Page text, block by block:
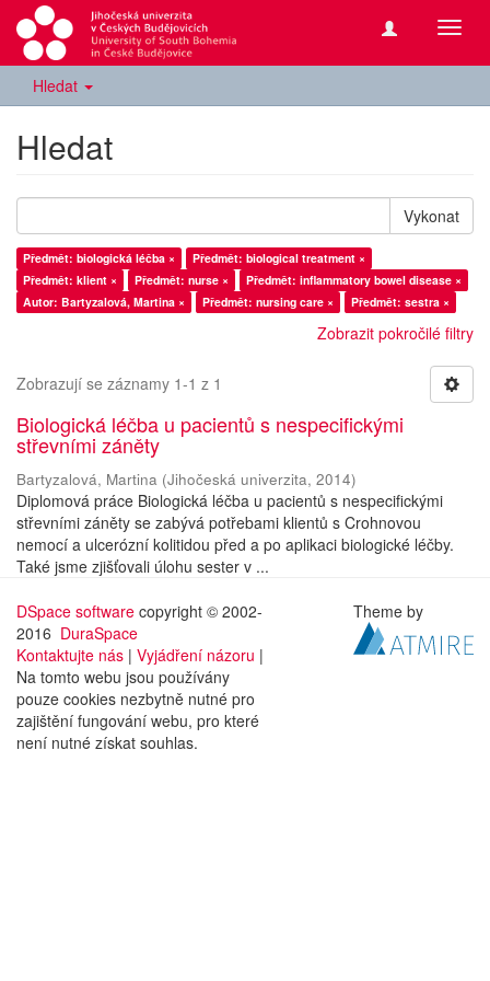
Hledat
Hledat
Vykonat
Předmět: biologická léčba ×
Předmět: biological treatment ×
Předmět: klient ×
Předmět: nurse ×
Předmět: inflammatory bowel disease ×
Autor: Bartyzalová, Martina ×
Předmět: nursing care × Předmět: sestra ×
Zobrazit pokročilé filtry
Zobrazují se záznamy 1-1 z 1
Biologická léčba u pacientů s nespecifickými
střevními záněty
Bartyzalová, Martina (Jihočeská univerzita, 2014)
Diplomová práce Biologická léčba u pacientů s nespecifickými
střevními záněty se zabývá potřebami klientů s Crohnovou
nemocí a ulcerózní kolitidou před a po aplikaci biologické léčby.
Také jsme zjišťovali úlohu sester v ...
DSpace software copyright © 2002-
2016 DuraSpace
Kontaktujte nás | Vyjádření názoru |
Na tomto webu jsou používány
pouze cookies nezbytně nutné pro
zajištění fungování webu, pro které
není nutné získat souhlas.
Theme by